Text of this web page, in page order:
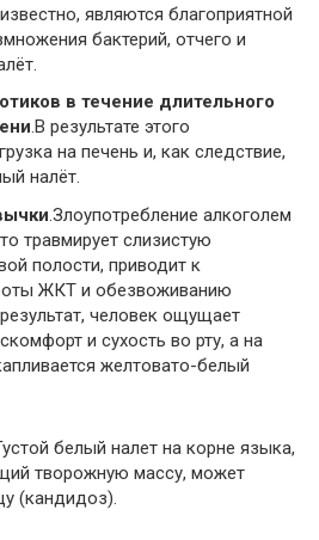
являются благоприятной
бактерий, отчего и
в течение длительного
.В результате этого
на печень и, как следствие,
налёт.
.Злоупотребление алкоголем
травмирует слизистую
полости, приводит к
ЖКТ и обезвоживанию
человек ощущает
и сухость во рту, а на
желтовато-белый
белый налет на корне языка,
творожную массу, может
(кандидоз).